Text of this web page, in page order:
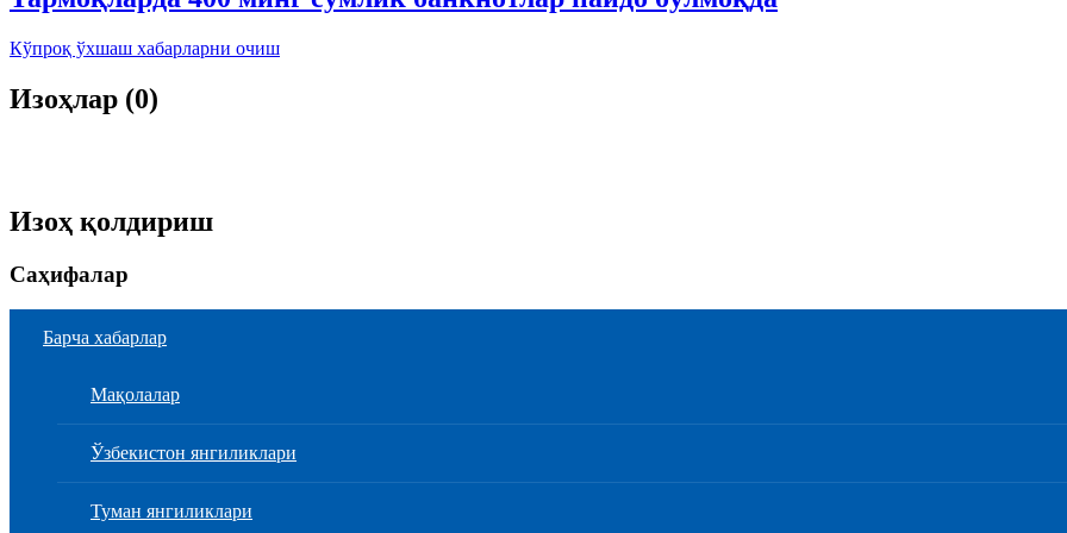
Кўпроқ ўхшаш хабарларни очиш
Изоҳлар (0)
Изоҳ қолдириш
Саҳифалар
Барча хабарлар
Мақолалар
Ўзбекистон янгиликлари
Туман янгиликлари